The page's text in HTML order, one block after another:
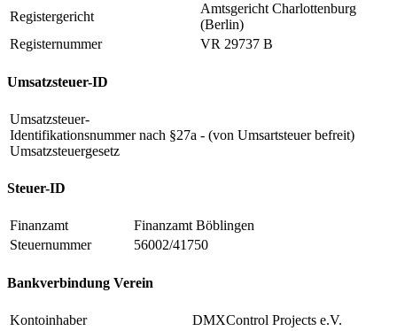
Registergericht
Amtsgericht Charlottenburg
(Berlin)
Registernummer
VR 29737 B
Umsatzsteuer-ID
Umsatzsteuer-
Identifikationsnummer nach §27a
Umsatzsteuergesetz
- (von Umsartsteuer befreit)
Steuer-ID
Finanzamt
Finanzamt Böblingen
Steuernummer
56002/41750
Bankverbindung Verein
Kontoinhaber
DMXControl Projects e.V.